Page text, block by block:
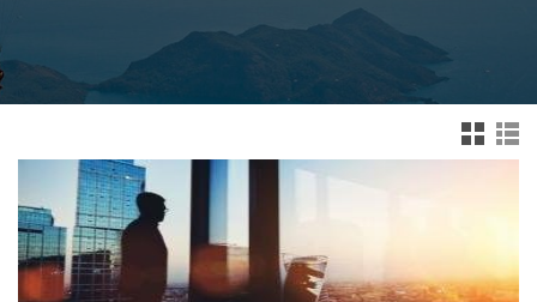
widok drz
ewa
felkowy